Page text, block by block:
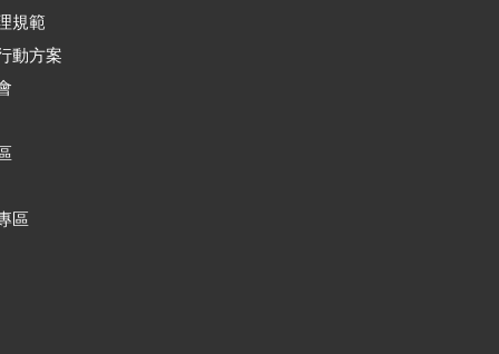
規範
動方案
區